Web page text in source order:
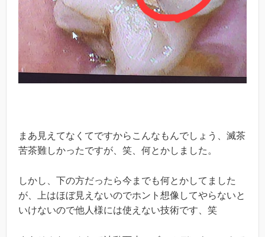
まあ見えてなくてですからこんなもんでしょう、滅茶
苦茶難しかったですが、笑、何とかしました。
しかし、下の方だったら今までも何とかしてました
が、上はほぼ見えないのでホント想像してやらないと
いけないので他人様には使えない技術です、笑